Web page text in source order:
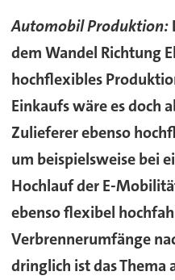
Automobil Produktion:
dem Wandel Richtung
hochflexibles
Einkaufs wäre es doch
Zulieferer ebenso
um beispielsweise bei
Hochlauf der E-
ebenso flexibel
Verbrennerumfänge
dringlich ist das Thema